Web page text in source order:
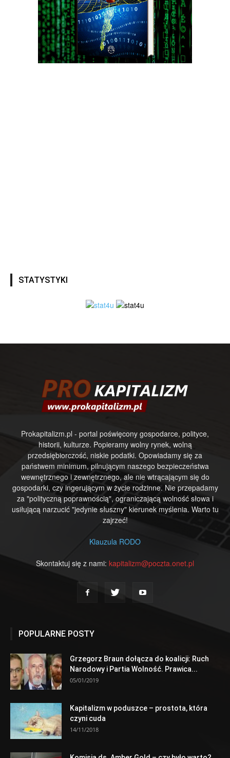
STATYSTYKI
Prokapitalizm.pl - portal poświęcony gospodarce, polityce,
historii, kulturze. Popieramy wolny rynek, wolną
przedsiębiorczość, niskie podatki. Opowiadamy się za
państwem minimum, pilnującym naszego bezpieczeństwa
wewnętrznego i zewnętrznego, ale nie wtrącającym się do
gospodarki, czy ingerującym w życie rodzinne. Nie przepadamy
za "polityczną poprawnością", ograniczającą wolność słowa i
usiłującą narzucić "jedynie słuszny" kierunek myślenia. Warto tu
zajrzeć!
Klauzula RODO
Skontaktuj się z nami: kapitalizm@poczta.onet.pl
POPULARNE POSTY
Grzegorz Braun dołącza do koalicji: Ruch
Narodowy i Partia Wolność. Prawica...
05/01/2019
Kapitalizm w poduszce – prostota, która
czyni cuda
14/11/2018